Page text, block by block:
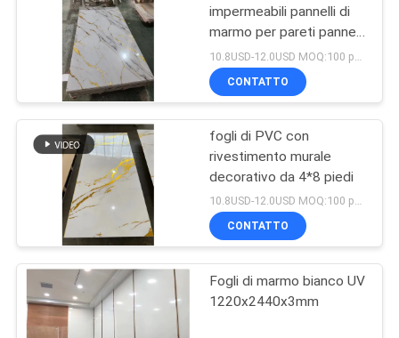
impermeabili pannelli di
marmo per pareti pannelli
decorativi ad alta
lucentezza
CONTATTO
fogli di PVC con
rivestimento murale
decorativo da 4*8 piedi
10.8USD-12.0USD MOQ:100 pezzi/colore
CONTATTO
Fogli di marmo bianco UV
1220x2440x3mm